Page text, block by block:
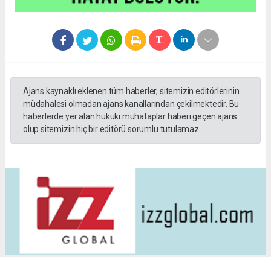
Ajans kaynaklı eklenen tüm haberler, sitemizin editörlerinin
müdahalesi olmadan ajans kanallarından çekilmektedir. Bu
haberlerde yer alan hukuki muhataplar haberi geçen ajans
olup sitemizin hiç bir editörü sorumlu tutulamaz.